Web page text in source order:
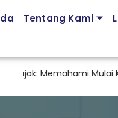
Tentang Kami
Memahami Mulai Kapan